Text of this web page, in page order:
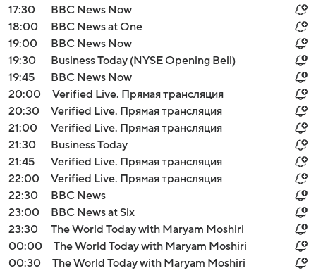
17:30
BBC News Now
18:00
BBC News at One
19:00
BBC News Now
19:30
Business Today (NYSE Opening Bell)
19:45
BBC News Now
20:00
Verified Live. Прямая трансляция
20:30
Verified Live. Прямая трансляция
21:00
Verified Live. Прямая трансляция
21:30
Business Today
21:45
Verified Live. Прямая трансляция
22:00
Verified Live. Прямая трансляция
22:30
BBC News
23:00
BBC News at Six
23:30
The World Today with Maryam Moshiri
00:00
The World Today with Maryam Moshiri
00:30
The World Today with Maryam Moshiri